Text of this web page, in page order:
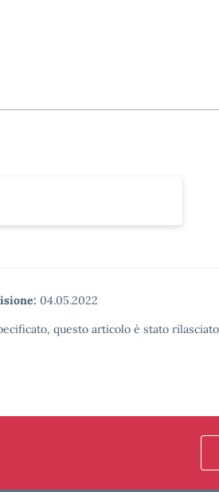
04.05.2022
questo articolo è stato